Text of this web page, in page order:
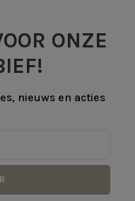
ONZE
nieuws en acties